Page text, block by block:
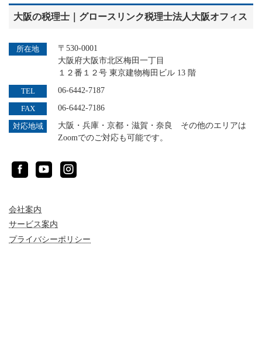
大阪の税理士｜グロースリンク税理士法人大阪オフィス
所在地
〒530-0001
大阪府大阪市北区梅田一丁目
１２番１２号 東京建物梅田ビル 13 階
TEL 06-6442-7187
FAX 06-6442-7186
対応地域
大阪・兵庫・京都・滋賀・奈良 その他のエリアは
Zoomでのご対応も可能です。
FacebookYouTubeInstagram
会社案内
サービス案内
プライバシーポリシー